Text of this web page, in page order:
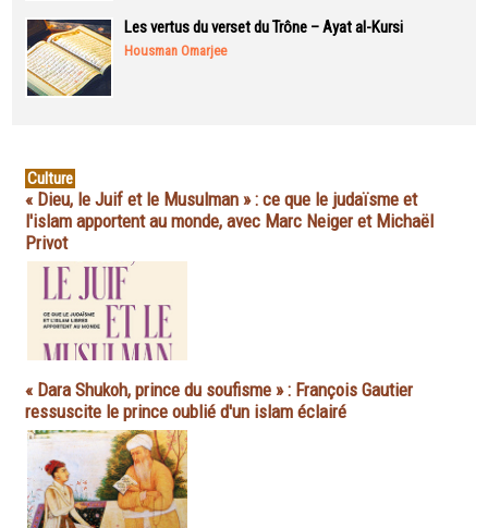
Les vertus du verset du Trône – Ayat al-Kursi
Housman Omarjee
Culture
« Dieu, le Juif et le Musulman » : ce que le judaïsme et
l'islam apportent au monde, avec Marc Neiger et Michaël
Privot
« Dara Shukoh, prince du soufisme » : François Gautier
ressuscite le prince oublié d'un islam éclairé